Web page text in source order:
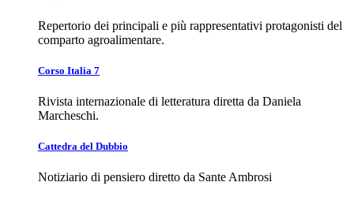
Repertorio dei principali e più rappresentativi protagonisti del
comparto agroalimentare.
Corso Italia 7
Rivista internazionale di letteratura diretta da Daniela
Marcheschi.
Cattedra del Dubbio
Notiziario di pensiero diretto da Sante Ambrosi